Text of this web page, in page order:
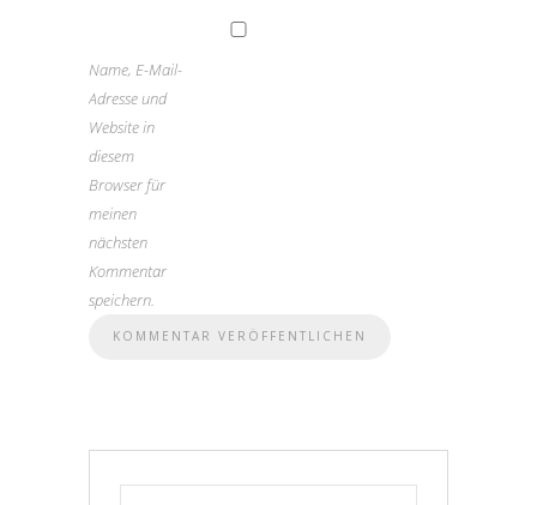
Name, E-Mail-
Adresse und
Website in
diesem
Browser für
meinen
nächsten
Kommentar
speichern.